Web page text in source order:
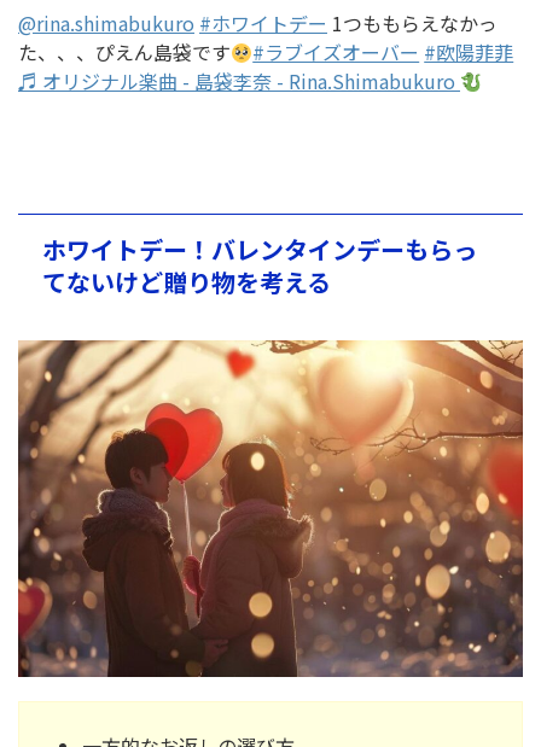
@rina.shimabukuro #ホワイトデー 1つももらえなかっ
た、、、ぴえん島袋です
#ラブイズオーバー #欧陽菲菲
♬ オリジナル楽曲 - 島袋李奈 - Rina.Shimabukuro
ホワイトデー！バレンタインデーもらっ
てないけど贈り物を考える